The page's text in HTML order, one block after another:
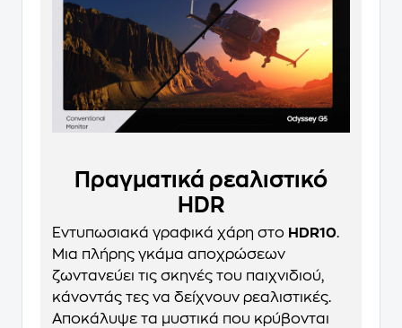
Πραγματικά ρεαλιστικό
HDR
Εντυπωσιακά γραφικά χάρη στο HDR10.
Μια πλήρης γκάμα αποχρώσεων
ζωντανεύει τις σκηνές του παιχνιδιού,
κάνοντάς τες να δείχνουν ρεαλιστικές.
Αποκάλυψε τα μυστικά που κρύβονται